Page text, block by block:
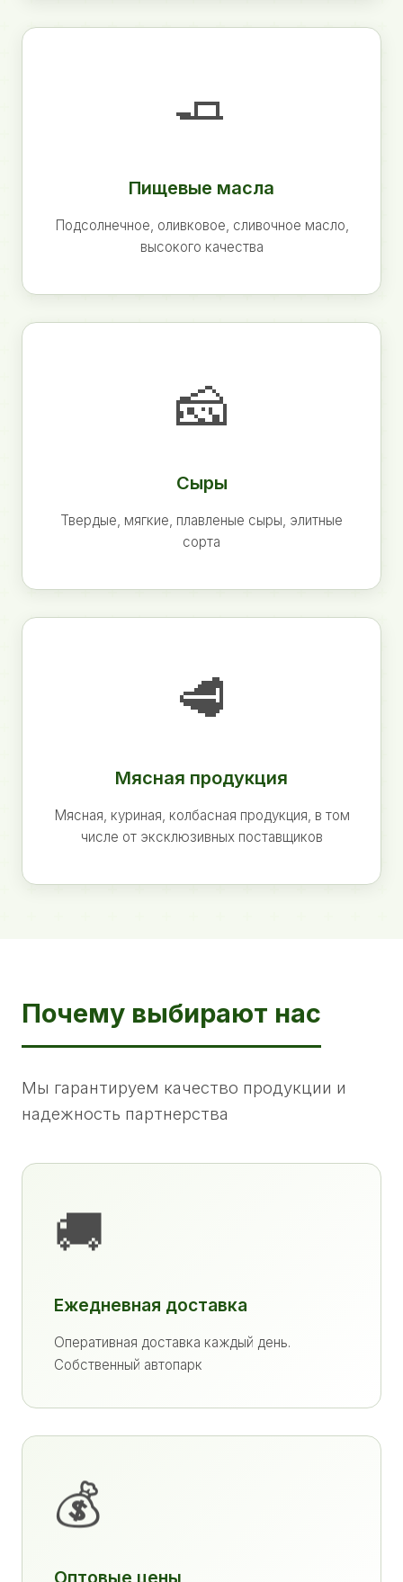
🧈
Пищевые масла
Подсолнечное, оливковое, сливочное масло,
высокого качества
🧀
Сыры
Твердые, мягкие, плавленые сыры, элитные
сорта
🥩
Мясная продукция
Мясная, куриная, колбасная продукция, в том
числе от эксклюзивных поставщиков
Почему выбирают нас
Мы гарантируем качество продукции и
надежность партнерства
🚚
Ежедневная доставка
Оперативная доставка каждый день.
Собственный автопарк
💰
Оптовые цены